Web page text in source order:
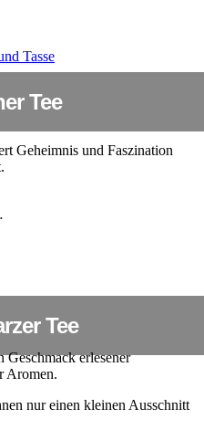
Tee
Geheimnis und Faszination
Tee
Geschmack erlesener
Aromen.
nur einen kleinen Ausschnitt